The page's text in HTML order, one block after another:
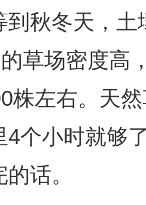
到秋冬天，
的草场密度
株左右。天
4个小时就够
话。